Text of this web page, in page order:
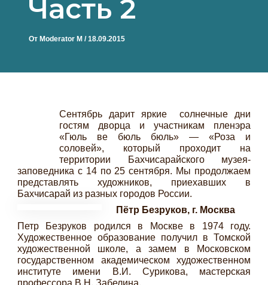
Часть 2
От Moderator M /18.09.2015
Сентябрь дарит яркие солнечные дни
гостям дворца и участникам пленэра
«Гюль ве бюль бюль» — «Роза и
соловей», который проходит на
территории Бахчисарайского музея-
заповедника с 14 по 25 сентября. Мы продолжаем
представлять художников, приехавших в
Бахчисарай из разных городов России.
Пётр Безруков, г. Москва
Петр Безруков родился в Москве в 1974 году.
Художественное образование получил в Томской
художественной школе, а замем в Московском
государственном академическом художественном
институте имени В.И. Сурикова, мастерская
профессора В.Н. Забелина.